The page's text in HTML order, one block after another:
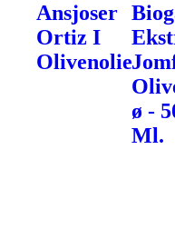
Ansjoser
Ortiz I
Olivenolie
ø -
Ml.